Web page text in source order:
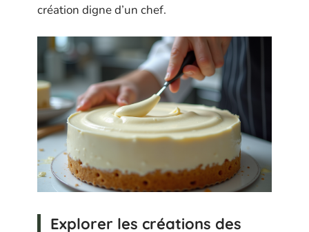
création digne d’un chef.
Explorer les créations des